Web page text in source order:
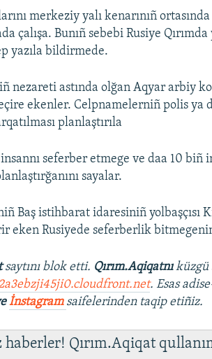
merkeziy yalı kenarınıñ ortasında
çalışa. Bunıñ sebebi Rusiye
yazıla bildirmede.
nezareti astında olğan Aqyar arbiy
ekenler. Celpnamelerniñ polis ya
planlaştırıla
seferber etmege ve daa 10 biñ
sayalar.
Baş istihbarat idaresiniñ yolbaşçısı
eken Rusiyede seferberlik
saytını blok etti. Qırım.Aqiqatnıküzgü
. Esas
İnstagram saifelerinden taqip etiñiz.
haberler! Qırım.Aqiqat